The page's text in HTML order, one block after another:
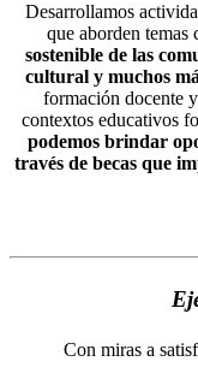
Desarrollamos
que aborden temas
sostenible de las
cultural y muchos
formación docente
contextos educativos
podemos brindar
través de becas que
Con miras a